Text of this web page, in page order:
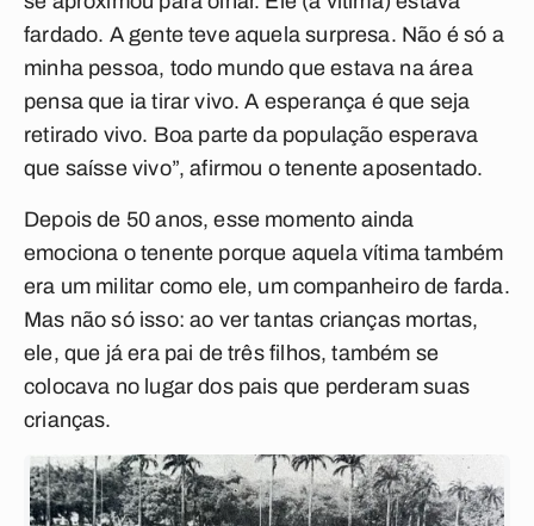
fardado. A gente teve aquela surpresa. Não é só a
minha pessoa, todo mundo que estava na área
pensa que ia tirar vivo. A esperança é que seja
retirado vivo. Boa parte da população esperava
que saísse vivo”, afirmou o tenente aposentado.
Depois de 50 anos, esse momento ainda
emociona o tenente porque aquela vítima também
era um militar como ele, um companheiro de farda.
Mas não só isso: ao ver tantas crianças mortas,
ele, que já era pai de três filhos, também se
colocava no lugar dos pais que perderam suas
crianças.